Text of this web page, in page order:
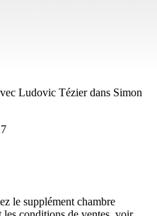
Ludovic Tézier dans Simon
le supplément chambre